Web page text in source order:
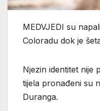
MEDVJEDI su
Coloradu dok je
Njezin identitet nije
tijela pronađeni su
Duranga.